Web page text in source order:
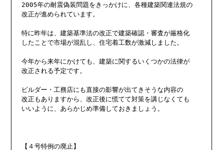
2005年の耐震偽装問題をきっかけに、各種建築関連法規の
改正が進められています。
特に昨年は、建築基準法の改正で建築確認・審査が厳格化
したことで市場が混乱し、住宅着工数が激減しました。
今年から来年にかけても、建築に関するいくつかの法律が
改正される予定です。
ビルダー・工務店にも直接の影響が出てきそうな内容の
改正もありますから、改正後に慌てて対策を講じなくても
いいように、あらかじめ準備しておきましょう。
【４号特例の廃止】